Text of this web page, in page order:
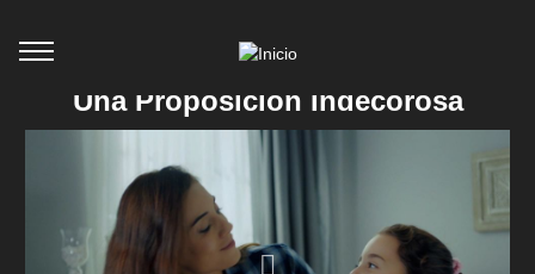
Una Proposición Indecorosa